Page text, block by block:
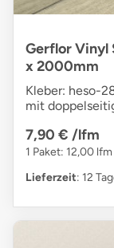
Gerflor Vinyl
x 2000mm
Kleber: heso-
mit
7,90 € /lfm
1 Paket: 12,00
Lieferzeit: 12